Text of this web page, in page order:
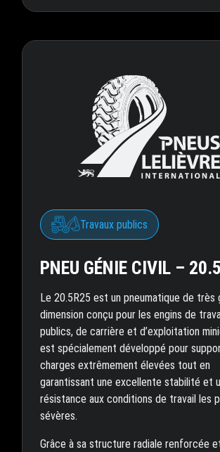
Travaux publics
PNEU GÉNIE CIVIL –
Le 20.5R25 est un pneumatique de très
dimension conçu pour les engins de
publics, de carrière et d’exploitation
est spécialement développé pour
charges extrêmement élevées tout en
garantissant une excellente stabilité et
résistance aux conditions de travail les
sévères.
Grâce à sa structure radiale renforcée